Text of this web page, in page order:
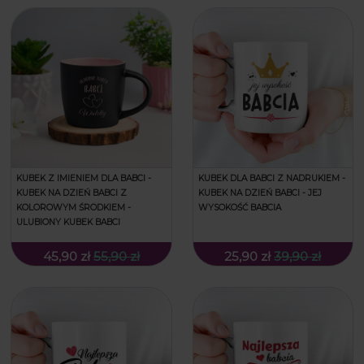
KUBEK Z IMIENIEM DLA BABCI -
KUBEK NA DZIEŃ BABCI Z
KOLOROWYM ŚRODKIEM -
ULUBIONY KUBEK BABCI
45,90 zł 55,90 zł
KUBEK DLA BABCI Z NADRUKIEM -
KUBEK NA DZIEŃ BABCI - JEJ
WYSOKOŚĆ BABCIA
25,90 zł 39,90 zł